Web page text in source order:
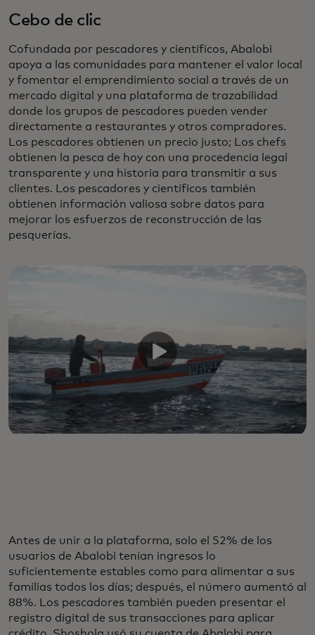
Cebo de clic
Cofundada por pescadores y científicos, Abalobi
apoya a las comunidades para mantener el valor local
y fomentar el emprendimiento social a través de un
mercado digital y una plataforma de trazabilidad
donde los grupos de pescadores pueden vender
directamente a restaurantes y otros compradores.
Los pescadores obtienen un precio justo; Los chefs
obtienen la pesca de hoy con una procedencia legal
transparente y una historia para transmitir a sus
clientes. Los pescadores y científicos también
obtienen información valiosa sobre datos para
mejorar los esfuerzos de reconstrucción de las
pesquerías.
Antes de unir a la plataforma, solo el 52% de los
usuarios de Abalobi tenían ingresos lo
suficientemente estables como para alimentar a sus
familias todos los días; después, el número aumentó al
88%. Los pescadores también pueden presentar el
registro digital de sus transacciones para aplicar